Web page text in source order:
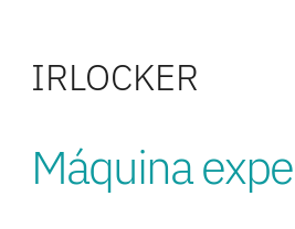
IRLOCKER
Máquina